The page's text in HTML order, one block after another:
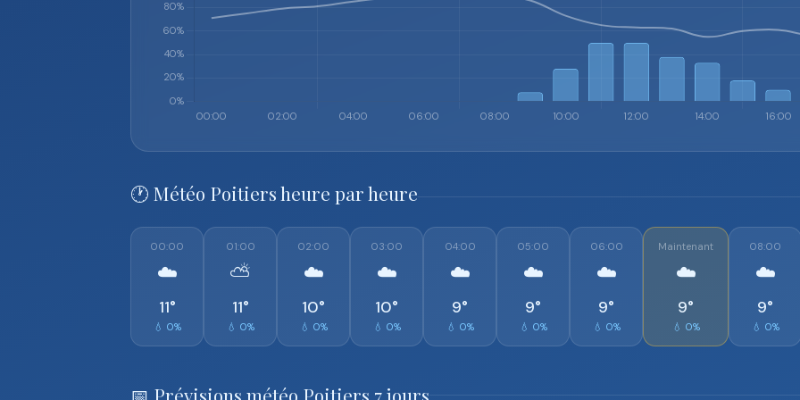
🕐 Météo Poitiers heure par heure
00:00
☁️
11°
💧 0%
01:00
⛅
11°
💧 0%
02:00
☁️
10°
💧 0%
03:00
☁️
10°
💧 0%
04:00
☁️
9°
💧 0%
05:00
☁️
9°
💧 0%
06:00
☁️
9°
💧 0%
Maintenant
☁️
9°
💧 0%
08:00
☁️
9°
💧 0%
📅 Prévisions météo Poitiers 7 jours